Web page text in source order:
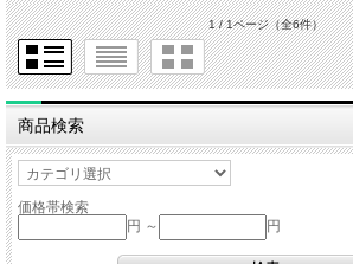
1 / 1ページ（全6件）
商品検索
価格帯検索
円 ～
円